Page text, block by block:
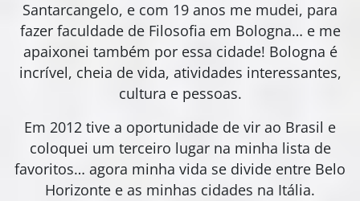
Santarcangelo, e com 19 anos me mudei, para
fazer faculdade de Filosofia em Bologna… e me
apaixonei também por essa cidade! Bologna é
incrível, cheia de vida, atividades interessantes,
cultura e pessoas.
Em 2012 tive a oportunidade de vir ao Brasil e
coloquei um terceiro lugar na minha lista de
favoritos… agora minha vida se divide entre Belo
Horizonte e as minhas cidades na Itália.